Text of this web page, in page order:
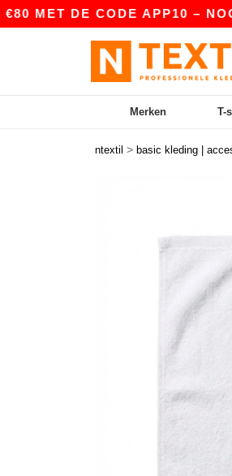
DE CODE APP10 – NOG
Merken T-
ntextil > basic kleding |